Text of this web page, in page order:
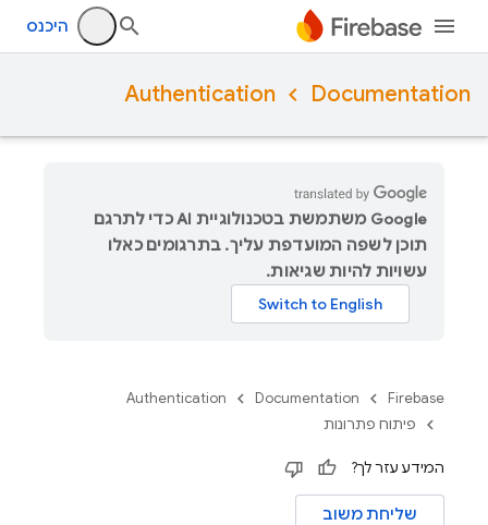
היכנס
Documentation
Authentication
‫Google משתמשת בטכנולוגיית AI כדי לתרגם
תוכן לשפה המועדפת עליך. בתרגומים כאלו
עשויות להיות שגיאות.
Firebase
Documentation
Authentication
פיתוח פתרונות
המידע עזר לך?
שליחת משוב